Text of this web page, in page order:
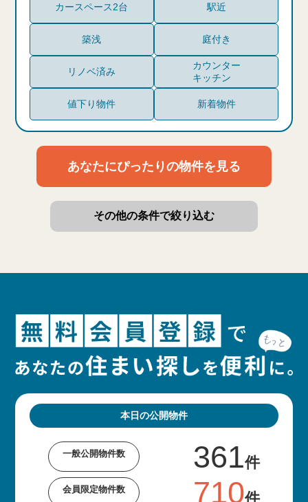
カースペース2台 駅近
築浅 庭付き
リノベ済み
カウンター
キッチン
値下り物件 新着物件
その他の条件で絞り込む
本日の公開物件
一般公開物件数 361件
会員限定物件数 710件